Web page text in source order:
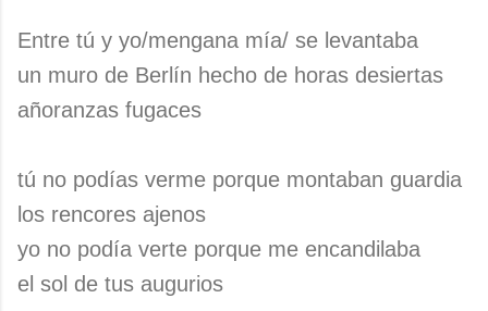
Entre tú y yo/mengana mía/ se levantaba
un muro de Berlín hecho de horas desiertas
añoranzas fugaces
tú no podías verme porque montaban guardia
los rencores ajenos
yo no podía verte porque me encandilaba
el sol de tus augurios